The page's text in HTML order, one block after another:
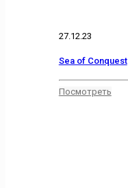
27.12.23
Sea of Conquest
Посмотреть